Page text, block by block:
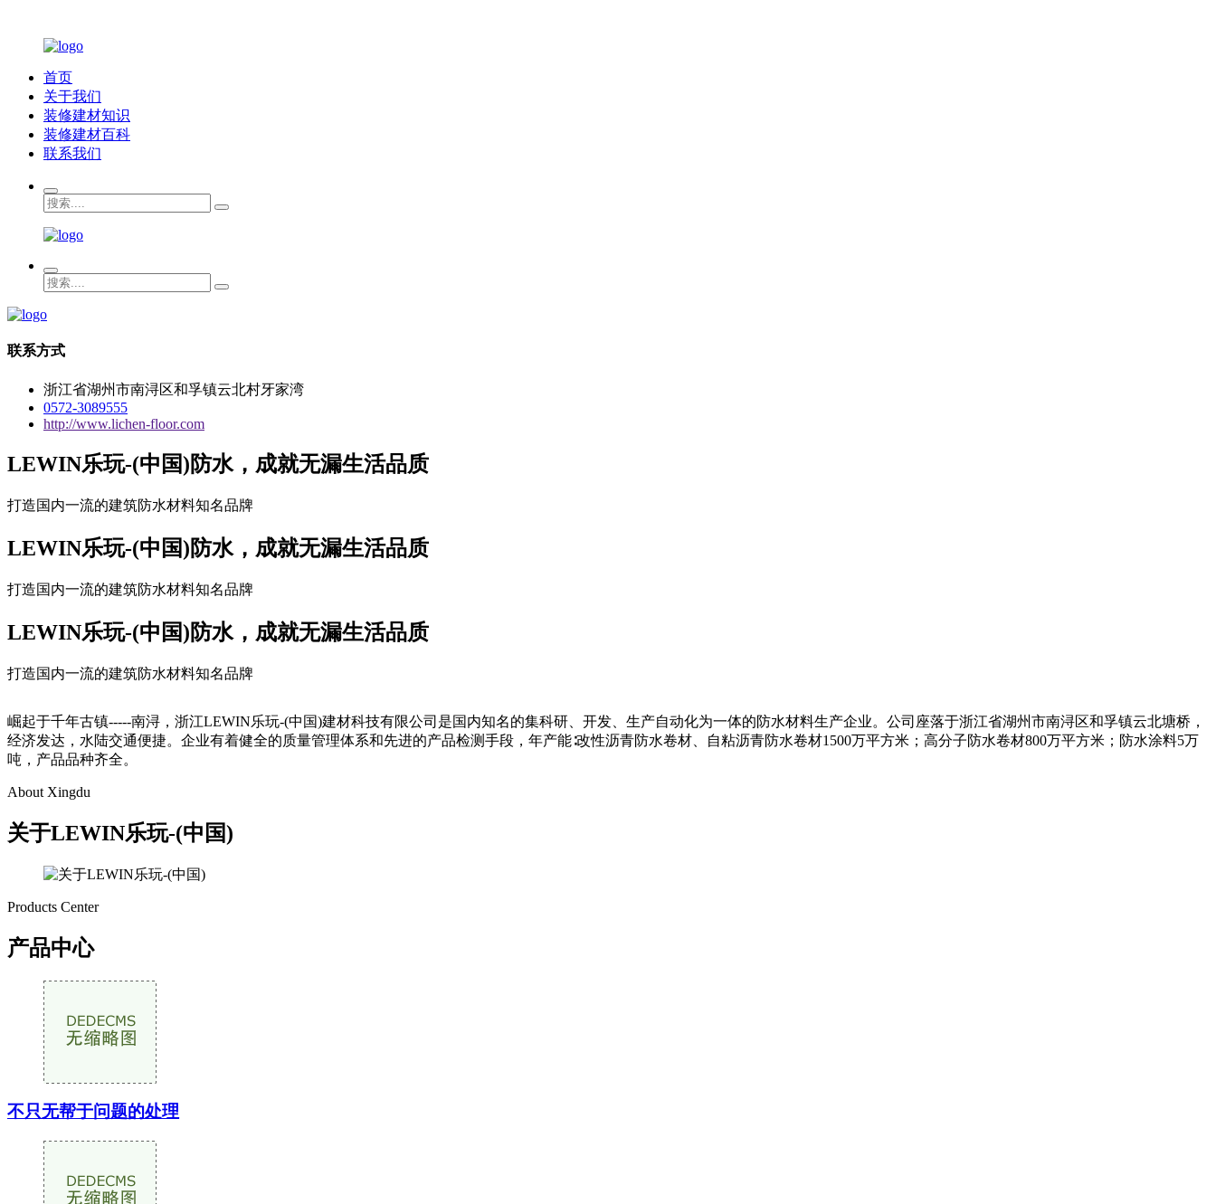
首页
关于我们
装修建材知识
装修建材百科
联系我们
联系方式
浙江省湖州市南浔区和孚镇云北村牙家湾
0572-3089555
http://www.lichen-floor.com
LEWIN乐玩-(中国)防水，成就无漏生活品质
打造国内一流的建筑防水材料知名品牌
LEWIN乐玩-(中国)防水，成就无漏生活品质
打造国内一流的建筑防水材料知名品牌
LEWIN乐玩-(中国)防水，成就无漏生活品质
打造国内一流的建筑防水材料知名品牌
崛起于千年古镇-----南浔，浙江LEWIN乐玩-(中国)建材科技有限公司是国内知名的集科研、开发、生产自动化为一体的防水材料生产企业。公司座落于浙江省湖州市南浔区和孚镇云北塘桥，
经济发达，水陆交通便捷。企业有着健全的质量管理体系和先进的产品检测手段，年产能∶改性沥青防水卷材、自粘沥青防水卷材1500万平方米；高分子防水卷材800万平方米；防水涂料5万
吨，产品品种齐全。
About Xingdu
关于LEWIN乐玩-(中国)
Products Center
产品中心
不只无帮于问题的处理